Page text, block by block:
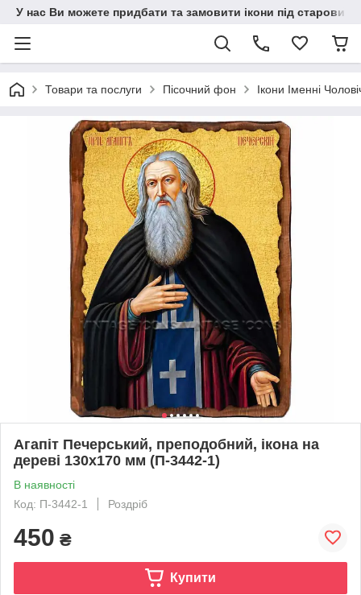
У нас Ви можете придбати та замовити ікони під
Товари та послуги Пісочний фон Ікони Іменні
Агапіт Печерський, преподобний, ікона на
дереві 130х170 мм (П-3442-1)
В наявності
Код: П-3442-1
Роздріб
450 ₴
Купити